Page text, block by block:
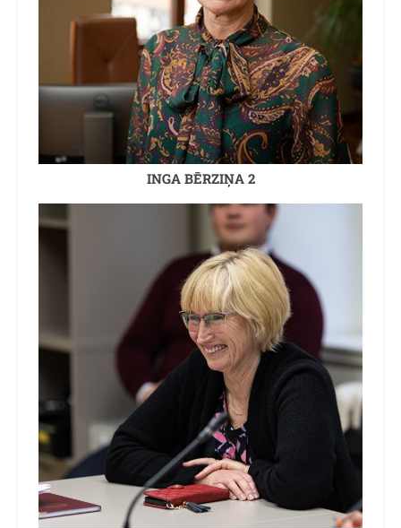
INGA BĒRZIŅA 2